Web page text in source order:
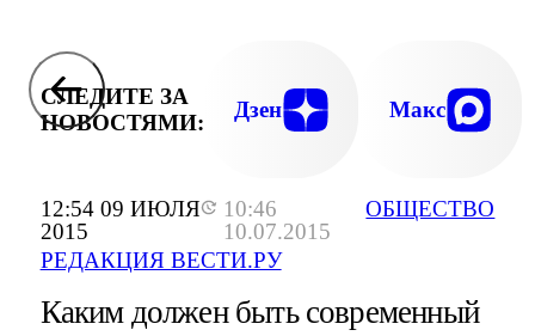
12:54 09 ИЮЛЯ
2015
10:46
10.07.2015
РЕДАКЦИЯ ВЕСТИ.РУ
ОБЩЕСТВО
СЛЕДИТЕ ЗА
НОВОСТЯМИ:
Дзен Макс
Каким должен быть современный